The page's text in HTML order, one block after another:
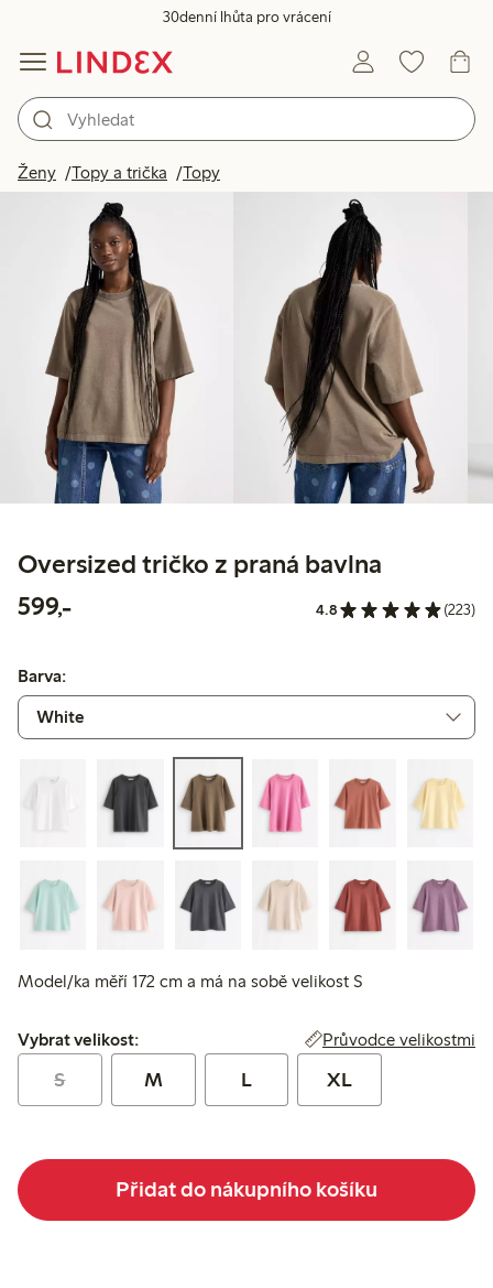
30denní lhůta pro vrácení
Ženy Topy a trička Topy
Oversized tričko z praná bavlna
599,-599,00 Kč 4.8 (223)
Barva:
Model/ka měří 172 cm a má na sobě velikost S
Vybrat velikost:
Vybrat velikost: Průvodce velikostmi
S M L XL
Přidat do nákupního košíku